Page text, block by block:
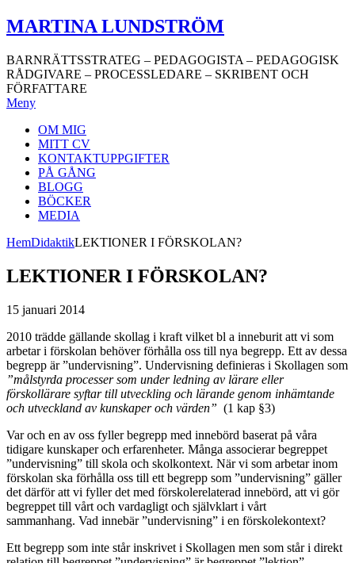
Hoppa
till
MARTINA LUNDSTRÖM
BARNRÄTTSSTRATEG – PEDAGOGISTA – PEDAGOGISK
RÅDGIVARE – PROCESSLEDARE – SKRIBENT OCH
FÖRFATTARE
Meny
OM MIG
MITT CV
KONTAKTUPPGIFTER
PÅ GÅNG
BLOGG
BÖCKER
MEDIA
HemDidaktikLEKTIONER I FÖRSKOLAN?
LEKTIONER I FÖRSKOLAN?
15 januari 2014
2010 trädde gällande skollag i kraft vilket bl a inneburit att vi som
arbetar i förskolan behöver förhålla oss till nya begrepp. Ett av dessa
begrepp är ”undervisning”. Undervisning definieras i Skollagen som
”målstyrda processer som under ledning av lärare eller
förskollärare syftar till utveckling och lärande genom inhämtande
och utveckland av kunskaper och värden” (1 kap §3)
Var och en av oss fyller begrepp med innebörd baserat på våra
tidigare kunskaper och erfarenheter. Många associerar begreppet
”undervisning” till skola och skolkontext. När vi som arbetar inom
förskolan ska förhålla oss till ett begrepp som ”undervisning” gäller
det därför att vi fyller det med förskolerelaterad innebörd, att vi gör
begreppet till vårt och vardagligt och självklart i vårt
sammanhang. Vad innebär ”undervisning” i en förskolekontext?
Ett begrepp som inte står inskrivet i Skollagen men som står i direkt